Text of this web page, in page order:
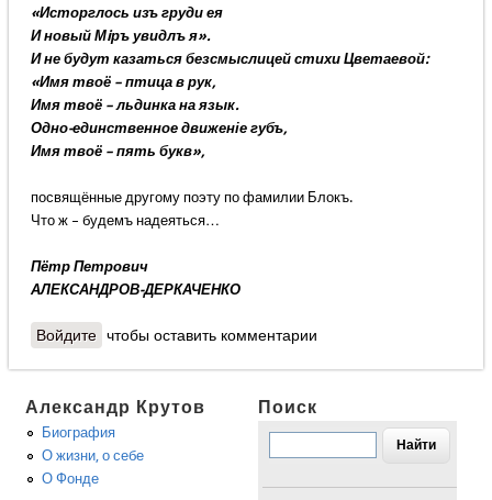
«Исторглось изъ груди ея
И новый Мiръ увидлъ я».
И не будут казаться безсмыслицей стихи Цветаевой:
«Имя твоё – птица в рук,
Имя твоё – льдинка на язык.
Одно-единственное движеніе губъ,
Имя твоё – пять букв»,
посвящённые другому поэту по фамилии Блокъ.
Что ж – будемъ надеяться…
Пётр Петрович
АЛЕКСАНДРОВ-ДЕРКАЧЕНКО
Войдите чтобы оставить комментарии
Александр Крутов
Биография
О жизни, о себе
О Фонде
Поиск